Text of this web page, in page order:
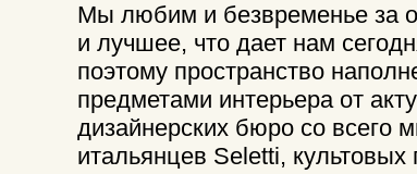
итальянцев Seletti, культовых голландцев
Polspotten, модных питерских eburet,
создающих мебель из переработанного
пластика.